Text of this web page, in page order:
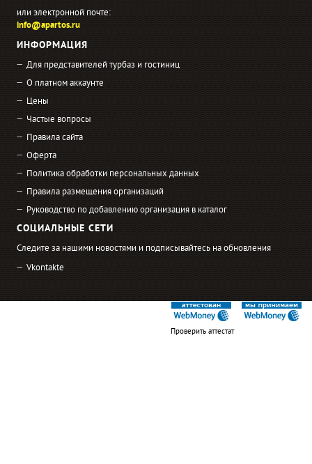
или электронной почте:
info@apartos.ru
ИНФОРМАЦИЯ
Для представителей турбаз и гостиниц
О платном аккаунте
Цены
Частые вопросы
Правила сайта
Оферта
Политика обработки персональных данных
Правила размещения организаций
Руководство по добавлению организация в каталог
СОЦИАЛЬНЫЕ СЕТИ
Следите за нашими новостями и подписывайтесь на обновления
Vkontakte
Проверить аттестат